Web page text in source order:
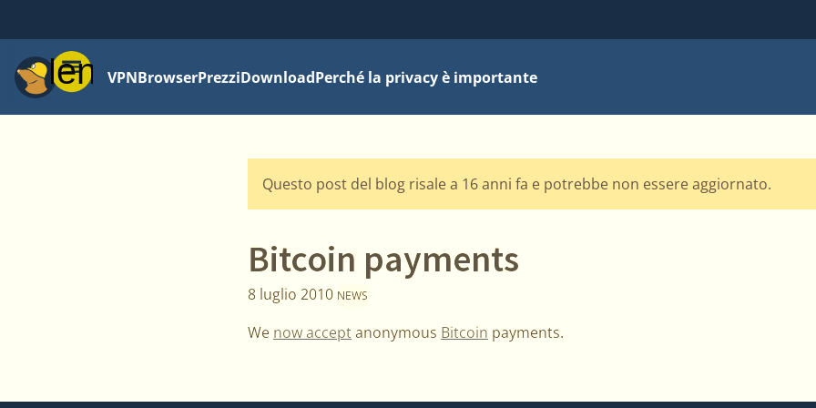
MenuVPNBrowserPrezziDownloadPerché la privacy è importante
Questo post del blog risale a 16 anni fa e potrebbe non essere aggiornato.
Bitcoin payments
8 luglio 2010 NEWS
We now acceptanonymous Bitcoin payments.